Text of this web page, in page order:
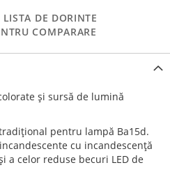
DE DORINTE
COMPARARE
și sursă de lumină
pentru lampă Ba15d.
cu incandescență
a celor reduse becuri LED de